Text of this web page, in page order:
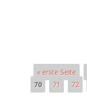
« erste Seite
70
71 72